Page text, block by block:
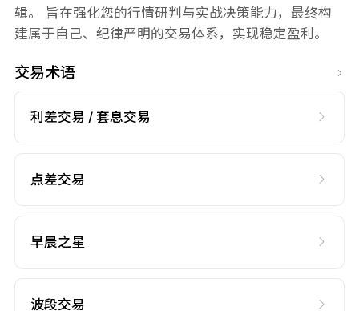
辑。 旨在强化您的行情研判与实战决策能力，最终构
建属于自己、纪律严明的交易体系，实现稳定盈利。
交易术语
利差交易 / 套息交易
点差交易
早晨之星
波段交易